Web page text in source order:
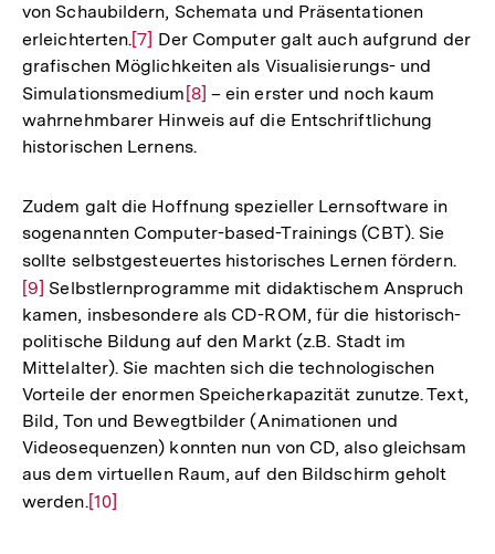
von Schaubildern, Schemata und Präsentationen
erleichterten.Zur
Auflösung
der
Fußnote
[7] Der Computer galt auch aufgrund der
grafischen Möglichkeiten als Visualisierungs- und
Simulationsmedium Zur
Auflösung
der
[8] – ein erster und noch kaum
wahrnehmbarer Hinweis auf die Entschriftlichung
historischen Lernens.
Zudem galt die Hoffnung spezieller Lernsoftware in
sogenannten Computer-based-Trainings (CBT). Sie
sollte selbstgesteuertes historisches Lernen fördern.Zur
der
[9] Selbstlernprogramme mit didaktischem Anspruch
kamen, insbesondere als CD-ROM, für die historisch-
politische Bildung auf den Markt (z.B. Stadt im
Mittelalter). Sie machten sich die technologischen
Vorteile der enormen Speicherkapazität zunutze. Text,
Bild, Ton und Bewegtbilder (Animationen und
Videosequenzen) konnten nun von CD, also gleichsam
aus dem virtuellen Raum, auf den Bildschirm geholt
werden.Zur
[10]